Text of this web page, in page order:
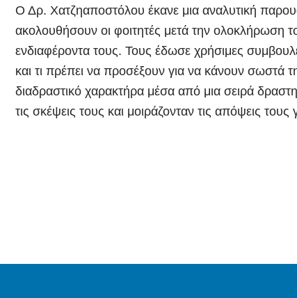
Ο Δρ. Χατζηαποστόλου έκανε μια αναλυτική
ακολουθήσουν οι φοιτητές μετά την ολοκλήρωση
ενδιαφέροντα τους. Τους έδωσε χρήσιμες
και τι πρέπει να προσέξουν για να κάνουν σωστά
διαδραστικό χαρακτήρα μέσα από μια σειρά
τις σκέψεις τους και μοιράζονταν τις απόψεις τους